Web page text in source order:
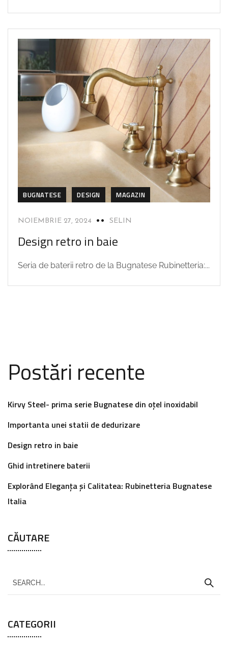
BUGNATESE DESIGN MAGAZIN
NOIEMBRIE 27, 2024 SELIN
Design retro in baie
Seria de baterii retro de la Bugnatese Rubinetteria:...
Postări recente
Kirvy Steel- prima serie Bugnatese din oțel inoxidabil
Importanta unei statii de dedurizare
Design retro in baie
Ghid intretinere baterii
Explorând Eleganța și Calitatea: Rubinetteria Bugnatese
Italia
CĂUTARE
CATEGORII